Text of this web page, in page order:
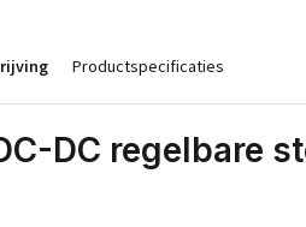
Productspecificaties
DC regelbare